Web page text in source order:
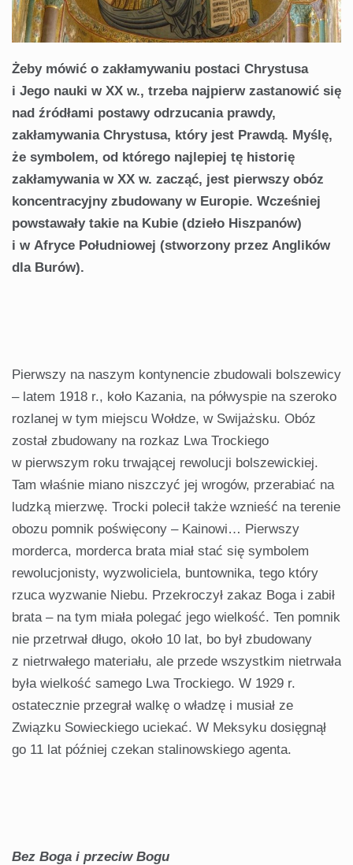
Żeby mówić o zakłamywaniu postaci Chrystusa
i Jego nauki w XX w., trzeba najpierw zastanowić się
nad źródłami postawy odrzucania prawdy,
zakłamywania Chrystusa, który jest Prawdą. Myślę,
że symbolem, od którego najlepiej tę historię
zakłamywania w XX w. zacząć, jest pierwszy obóz
koncentracyjny zbudowany w Europie. Wcześniej
powstawały takie na Kubie (dzieło Hiszpanów)
i w Afryce Południowej (stworzony przez Anglików
dla Burów).
Pierwszy na naszym kontynencie zbudowali bolszewicy
– latem 1918 r., koło Kazania, na półwyspie na szeroko
rozlanej w tym miejscu Wołdze, w Swijażsku. Obóz
został zbudowany na rozkaz Lwa Trockiego
w pierwszym roku trwającej rewolucji bolszewickiej.
Tam właśnie miano niszczyć jej wrogów, przerabiać na
ludzką mierzwę. Trocki polecił także wznieść na terenie
obozu pomnik poświęcony – Kainowi… Pierwszy
morderca, morderca brata miał stać się symbolem
rewolucjonisty, wyzwoliciela, buntownika, tego który
rzuca wyzwanie Niebu. Przekroczył zakaz Boga i zabił
brata – na tym miała polegać jego wielkość. Ten pomnik
nie przetrwał długo, około 10 lat, bo był zbudowany
z nietrwałego materiału, ale przede wszystkim nietrwała
była wielkość samego Lwa Trockiego. W 1929 r.
ostatecznie przegrał walkę o władzę i musiał ze
Związku Sowieckiego uciekać. W Meksyku dosięgnął
go 11 lat później czekan stalinowskiego agenta.
Bez Boga i przeciw Bogu